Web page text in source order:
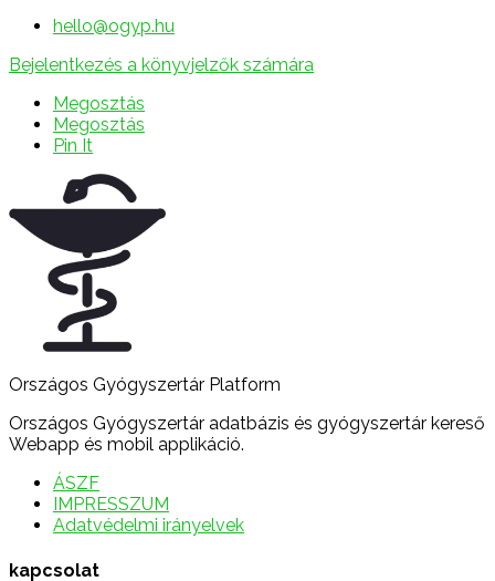
hello@ogyp.hu
Bejelentkezés a könyvjelzők számára
Megosztás
Megosztás
Pin It
Országos Gyógyszertár Platform
Országos Gyógyszertár adatbázis és gyógyszertár kereső
Webapp és mobil applikáció.
ÁSZF
IMPRESSZUM
Adatvédelmi irányelvek
kapcsolat